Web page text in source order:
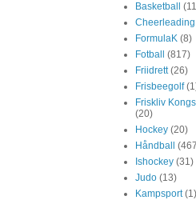
Basketball
Cheerleading
FormulaK (8)
Fotball
(817)
Friidrett (26)
Frisbeegolf
Friskliv
(20)
Hockey (20)
Håndball
Ishockey (31)
Judo (13)
Kampsport (1)